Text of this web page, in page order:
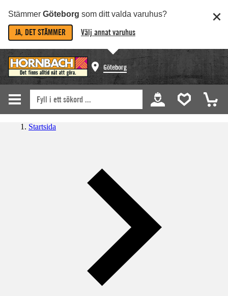
Stämmer Göteborg som ditt valda varuhus?
JA, DET STÄMMER Välj annat varuhus
Göteborg
Startsida